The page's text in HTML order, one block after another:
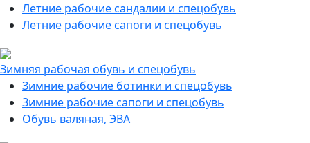
Летние рабочие сандалии и спецобувь
Летние рабочие сапоги и спецобувь
Зимняя рабочая обувь и спецобувь
Зимние рабочие ботинки и спецобувь
Зимние рабочие сапоги и спецобувь
Обувь валяная, ЭВА